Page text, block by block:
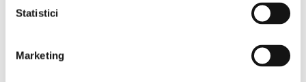
Statistici
Marketing